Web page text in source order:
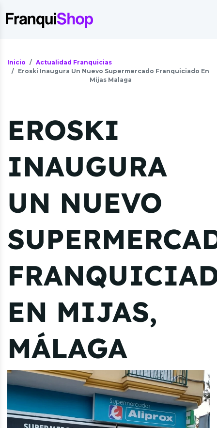
Inicio
Actualidad Franquicias
Eroski Inaugura Un Nuevo Supermercado Franquiciado En
Mijas Malaga
EROSKI
INAUGURA
UN NUEVO
EN MIJAS,
MÁLAGA